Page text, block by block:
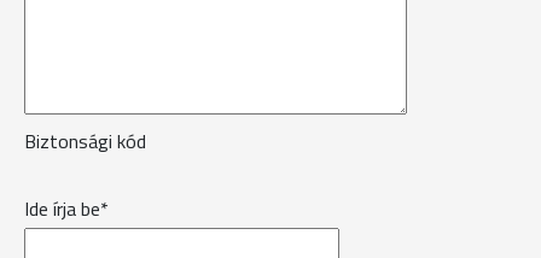
Biztonsági kód
Ide írja be*